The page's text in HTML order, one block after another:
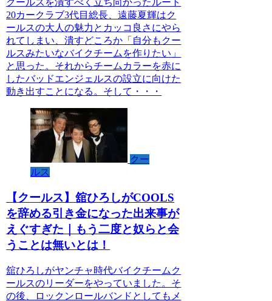
20カークラブ3代目総長、遠藤夏輝はク
ールスの大人の魅力とカッコ良さにやら
れてしまい、潰すどころか「自分もクー
ルスみたいなバイクチームを作りたい」
と思った。それからチームカラーを赤に
したバッドエンジェルスの設立に向けた
動き出すことになる。そして・・・
クー
ルス
【クールス】舘ひろしがCOOLS
を辞める引き金になった出来事が
えぐすぎた｜もう二度と奴らと会
うことは無いとは！
舘ひろしがヤンチャ時代バイクチームク
ールスのリーダーをやっていました。そ
の後、ロックンロールバンドとしてもメ